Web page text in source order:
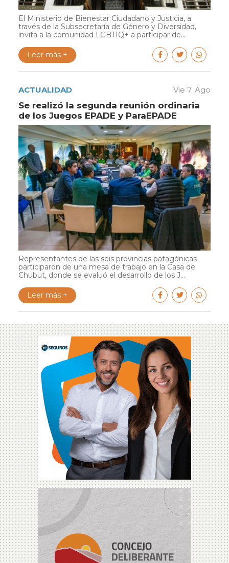
El Ministerio de Bienestar Ciudadano y Justicia, a
través de la Subsecretaría de Género y Diversidad,
invita a la comunidad LGBTIQ+ a participar de...
Leer más +
ACTUALIDAD Vie 7. Ago
Se realizó la segunda reunión ordinaria
de los Juegos EPADE y ParaEPADE
Representantes de las seis provincias patagónicas
participaron de una mesa de trabajo en la Casa de
Chubut, donde se evaluó el desarrollo de los J...
Leer más +